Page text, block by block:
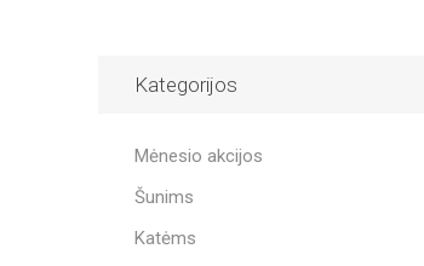
Kategorijos
Mėnesio akcijos
Šunims
Katėms